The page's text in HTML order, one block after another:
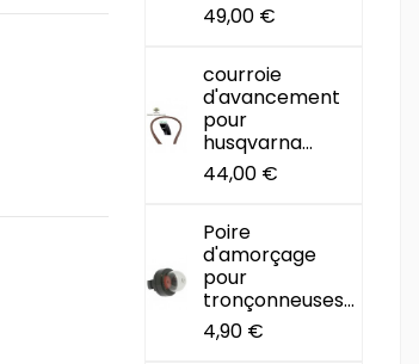
49,00 €
courroie
d'avancement
pour
husqvarna...
44,00 €
Poire
d'amorçage
pour
tronçonneuses...
4,90 €